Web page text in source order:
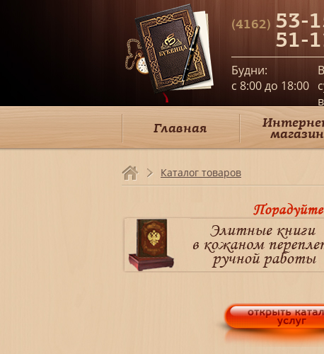
(4162) 53-
51-
Будни:
c 8:00 до 18:00
Главная магазин
Каталог товаров